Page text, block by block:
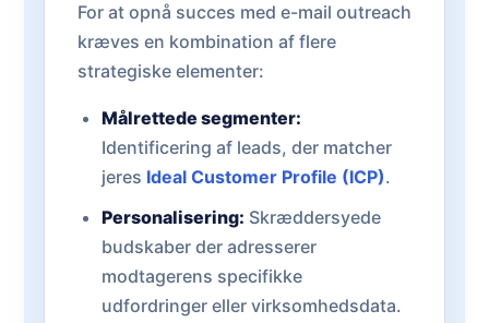
For at opnå succes med e-mail outreach
kræves en kombination af flere
strategiske elementer:
Målrettede segmenter:
Identificering af leads, der matcher
jeres Ideal Customer Profile (ICP).
Personalisering: Skræddersyede
budskaber der adresserer
modtagerens specifikke
udfordringer eller virksomhedsdata.